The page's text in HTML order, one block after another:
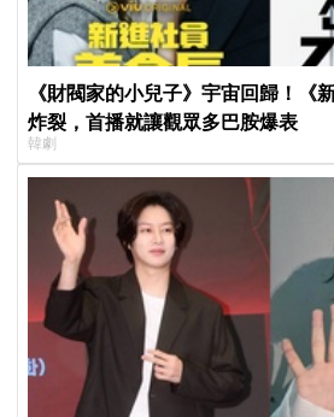
《財閥家的小兒子》宇宙回歸！《
炸裂，首播就讓觀眾多巴胺爆表
韓劇